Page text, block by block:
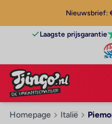
Nieuwsbrief:
Laagste prijsgarantie
Homepage Italië